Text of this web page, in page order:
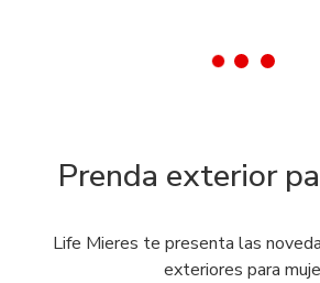
Prenda exterior
Life Mieres te presenta las
exteriores para